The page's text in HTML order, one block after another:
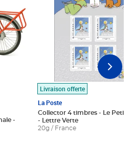
Livraison offerte
La Poste
Collector 4 timbres - Le Petit
- Lettre Verte
20g / France